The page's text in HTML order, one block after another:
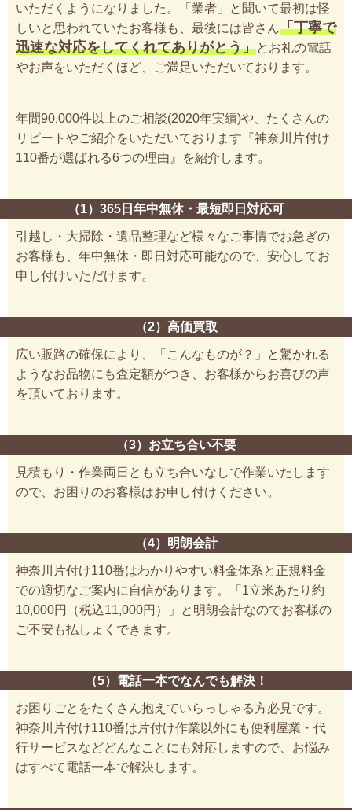
いただくようになりました。「業者」と聞いて最初は怪
しいと思われていたお客様も、最後には皆さん「丁寧で
迅速な対応をしてくれてありがとう」とお礼の電話
やお声をいただくほど、ご満足いただいております。
年間90,000件以上のご相談(2020年実績)や、たくさんの
リピートやご紹介をいただいております『神奈川片付け
110番が選ばれる6つの理由』を紹介します。
（1）365日年中無休・最短即日対応可
引越し・大掃除・遺品整理など様々なご事情でお急ぎの
お客様も、年中無休・即日対応可能なので、安心してお
申し付けいただけます。
（2）高価買取
広い販路の確保により、「こんなものが？」と驚かれる
ようなお品物にも査定額がつき、お客様からお喜びの声
を頂いております。
（3）お立ち合い不要
見積もり・作業両日とも立ち合いなしで作業いたします
ので、お困りのお客様はお申し付けください。
（4）明朗会計
神奈川片付け110番はわかりやすい料金体系と正規料金
での適切なご案内に自信があります。「1立米あたり約
10,000円（税込11,000円）」と明朗会計なのでお客様の
ご不安も払しょくできます。
（5）電話一本でなんでも解決！
お困りごとをたくさん抱えていらっしゃる方必見です。
神奈川片付け110番は片付け作業以外にも便利屋業・代
行サービスなどどんなことにも対応しますので、お悩み
はすべて電話一本で解決します。